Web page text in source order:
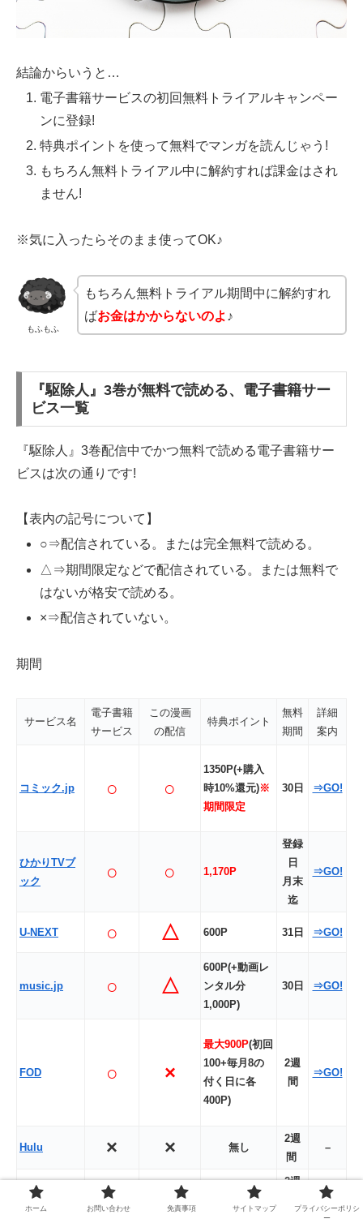
結論からいうと…
電子書籍サービスの初回無料トライアルキャンペー
ンに登録!
特典ポイントを使って無料でマンガを読んじゃう!
もちろん無料トライアル中に解約すれば課金はされ
ません!
※気に入ったらそのまま使ってOK♪
もふもふ
もちろん無料トライアル期間中に解約すれ
ばお金はかからないのよ ♪
『駆除人』3巻が無料で読める、電子書籍サー
ビス一覧
『駆除人』3巻配信中でかつ無料で読める電子書籍サー
ビスは次の通りです!
【表内の記号について】
○⇒配信されている。または完全無料で読める。
△⇒期間限定などで配信されている。または無料で
はないが格安で読める。
×⇒配信されていない。
期間
サービス名
電子書籍
サービス
この漫画
の配信
特典ポイント
無料
期間
詳細
案内
コミック.jp ○ ○
1350P(+購入
時10%還元)※
期間限定
30日 ⇒GO!
ひかりTVブ
ック
○ ○ 1,170P
登録
日
月末
迄
⇒GO!
U-NEXT ○ △ 600P 31日 ⇒GO!
music.jp ○ △
600P(+動画レ
ンタル分
1,000P)
30日 ⇒GO!
FOD ○ ×
最大900P(初回
100+毎月8の
付く日に各
400P)
2週
間
⇒GO!
Hulu × × 無し
2週
間
–
AbemaTV × × 無し
2週
–
ホーム お問い合わせ 免責事項 サイトマップ
プライバシーポリシ
ー